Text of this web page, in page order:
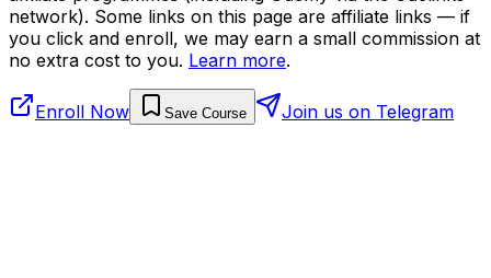
network). Some links on this page are affiliate links — if
you click and enroll, we may earn a small commission at
no extra cost to you. Learn more.
Enroll Now Save Course Join us on Telegram